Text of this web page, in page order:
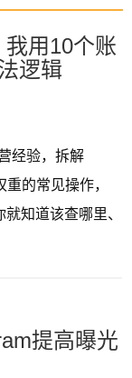
用10个账
逻辑
经验，拆解
的常见操作，
知道该查哪里、
提高曝光